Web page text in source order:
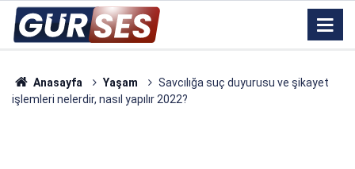
Anasayfa Yaşam
Savcılığa suç duyurusu ve şikayet
işlemleri nelerdir, nasıl yapılır 2022?